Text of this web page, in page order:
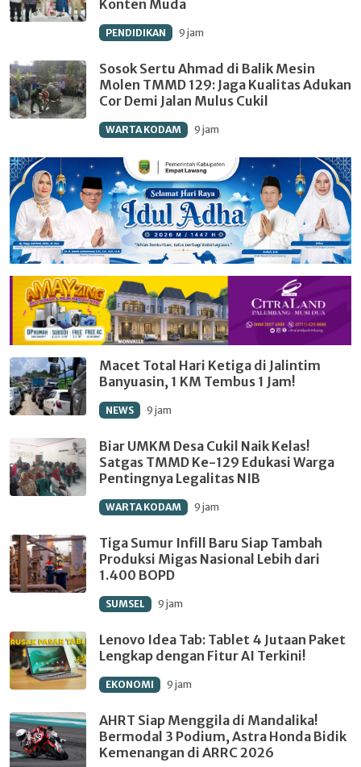
Konten Muda
PENDIDIKAN 9 jam
Sosok Sertu Ahmad di Balik Mesin
Molen TMMD 129: Jaga Kualitas Adukan
Cor Demi Jalan Mulus Cukil
WARTA KODAM 9 jam
Macet Total Hari Ketiga di Jalintim
Banyuasin, 1 KM Tembus 1 Jam!
NEWS 9 jam
Biar UMKM Desa Cukil Naik Kelas!
Satgas TMMD Ke-129 Edukasi Warga
Pentingnya Legalitas NIB
WARTA KODAM 9 jam
Tiga Sumur Infill Baru Siap Tambah
Produksi Migas Nasional Lebih dari
1.400 BOPD
SUMSEL 9 jam
Lenovo Idea Tab: Tablet 4 Jutaan Paket
Lengkap dengan Fitur AI Terkini!
EKONOMI 9 jam
AHRT Siap Menggila di Mandalika!
Bermodal 3 Podium, Astra Honda Bidik
Kemenangan di ARRC 2026